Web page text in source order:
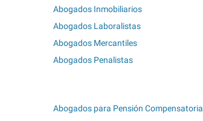
Abogados Inmobiliarios
Abogados Laboralistas
Abogados Mercantiles
Abogados Penalistas
Abogados para Pensión Compensatoria